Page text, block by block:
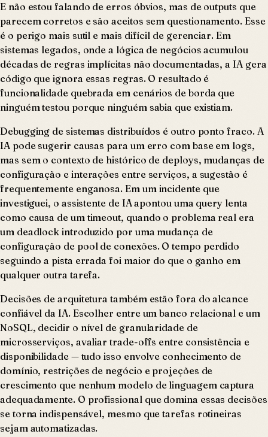
E não estou falando de erros óbvios, mas de outputs que
parecem corretos e são aceitos sem questionamento. Esse
é o perigo mais sutil e mais difícil de gerenciar. Em
sistemas legados, onde a lógica de negócios acumulou
décadas de regras implícitas não documentadas, a IA gera
código que ignora essas regras. O resultado é
funcionalidade quebrada em cenários de borda que
ninguém testou porque ninguém sabia que existiam.
Debugging de sistemas distribuídos é outro ponto fraco. A
IA pode sugerir causas para um erro com base em logs,
mas sem o contexto de histórico de deploys, mudanças de
configuração e interações entre serviços, a sugestão é
frequentemente enganosa. Em um incidente que
investiguei, o assistente de IA apontou uma query lenta
como causa de um timeout, quando o problema real era
um deadlock introduzido por uma mudança de
configuração de pool de conexões. O tempo perdido
seguindo a pista errada foi maior do que o ganho em
qualquer outra tarefa.
Decisões de arquitetura também estão fora do alcance
confiável da IA. Escolher entre um banco relacional e um
NoSQL, decidir o nível de granularidade de
microsserviços, avaliar trade-offs entre consistência e
disponibilidade — tudo isso envolve conhecimento de
domínio, restrições de negócio e projeções de
crescimento que nenhum modelo de linguagem captura
adequadamente. O profissional que domina essas decisões
se torna indispensável, mesmo que tarefas rotineiras
sejam automatizadas.